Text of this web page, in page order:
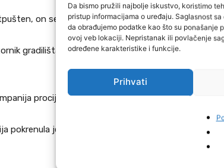
Da bismo pružili najbolje iskustvo, koristimo
pristup informacijama o uređaju. Saglasnost
da obrađujemo podatke kao što su ponašanje
ovoj veb lokaciji. Nepristanak ili povlačenje
određene karakteristike i funkcije.
Prihvati
on se uveče odvezao na gradilište na
gradilišta su ga zaustavili i držali dok policija nije
procijenila je štetu na 50.000 eura.
pokrenula je istragu zbog namjernog nanošenja